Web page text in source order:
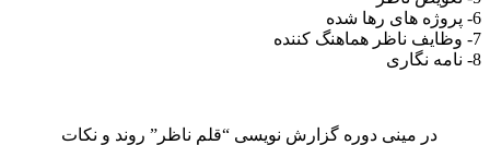
6- پروژه های رها شده
7- وظایف ناظر هماهنگ کننده
8- نامه نگاری
در مینی دوره گزارش نویسی “قلم ناظر” روند و نکات